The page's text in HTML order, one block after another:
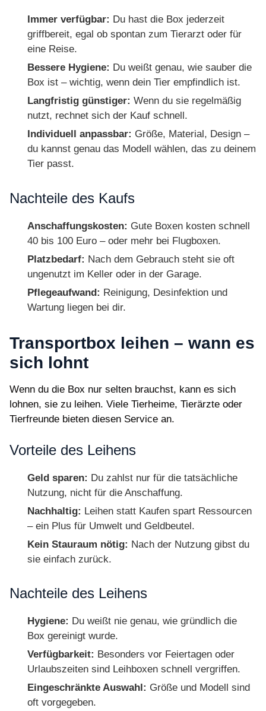
Immer verfügbar: Du hast die Box jederzeit
griffbereit, egal ob spontan zum Tierarzt oder für
eine Reise.
Bessere Hygiene: Du weißt genau, wie sauber die
Box ist – wichtig, wenn dein Tier empfindlich ist.
Langfristig günstiger: Wenn du sie regelmäßig
nutzt, rechnet sich der Kauf schnell.
Individuell anpassbar: Größe, Material, Design –
du kannst genau das Modell wählen, das zu deinem
Tier passt.
Nachteile des Kaufs
Anschaffungskosten: Gute Boxen kosten schnell
40 bis 100 Euro – oder mehr bei Flugboxen.
Platzbedarf: Nach dem Gebrauch steht sie oft
ungenutzt im Keller oder in der Garage.
Pflegeaufwand: Reinigung, Desinfektion und
Wartung liegen bei dir.
Transportbox leihen – wann es
sich lohnt
Wenn du die Box nur selten brauchst, kann es sich
lohnen, sie zu leihen. Viele Tierheime, Tierärzte oder
Tierfreunde bieten diesen Service an.
Vorteile des Leihens
Geld sparen: Du zahlst nur für die tatsächliche
Nutzung, nicht für die Anschaffung.
Nachhaltig: Leihen statt Kaufen spart Ressourcen
– ein Plus für Umwelt und Geldbeutel.
Kein Stauraum nötig: Nach der Nutzung gibst du
sie einfach zurück.
Nachteile des Leihens
Hygiene: Du weißt nie genau, wie gründlich die
Box gereinigt wurde.
Verfügbarkeit: Besonders vor Feiertagen oder
Urlaubszeiten sind Leihboxen schnell vergriffen.
Eingeschränkte Auswahl: Größe und Modell sind
oft vorgegeben.